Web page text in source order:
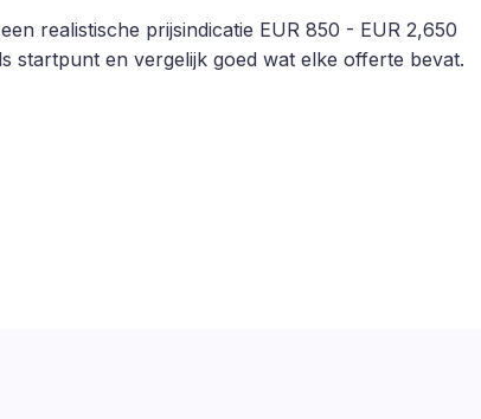
realistische prijsindicatie EUR 850 - EUR 2,650
startpunt en vergelijk goed wat elke offerte bevat.